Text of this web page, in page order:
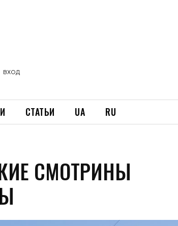
ВХОД
СТАТЬИ UA RU
СМОТРИНЫ